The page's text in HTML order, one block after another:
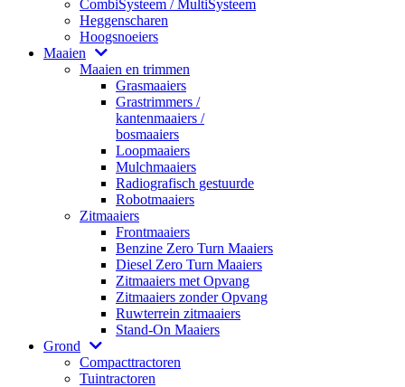
CombiSysteem / MultiSysteem
Heggenscharen
Hoogsnoeiers
Maaien
Maaien en trimmen
Grasmaaiers
Grastrimmers /
kantenmaaiers /
bosmaaiers
Loopmaaiers
Mulchmaaiers
Radiografisch gestuurde
Robotmaaiers
Zitmaaiers
Frontmaaiers
Benzine Zero Turn Maaiers
Diesel Zero Turn Maaiers
Zitmaaiers met Opvang
Zitmaaiers zonder Opvang
Ruwterrein zitmaaiers
Stand-On Maaiers
Grond
Compacttractoren
Tuintractoren